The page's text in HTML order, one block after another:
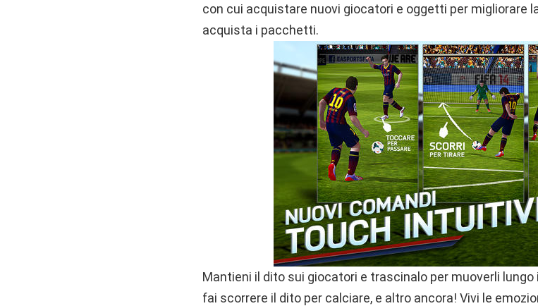
con cui acquistare nuovi giocatori e oggetti per migliorare
acquista i pacchetti.
Mantieni il dito sui giocatori e trascinalo per muoverli
fai scorrere il dito per calciare, e altro ancora! Vivi le